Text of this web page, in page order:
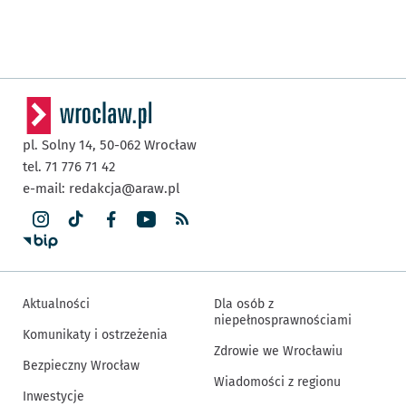
pl. Solny 14, 50-062 Wrocław
tel. 71 776 71 42
e-mail: redakcja@araw.pl
Aktualności
Komunikaty i ostrzeżenia
Bezpieczny Wrocław
Inwestycje
Dla osób z
niepełnosprawnościami
Zdrowie we Wrocławiu
Wiadomości z regionu